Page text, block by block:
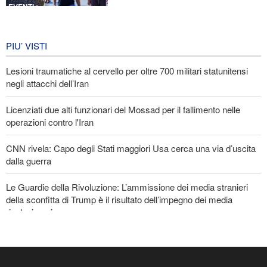
EVENTI
EVENTI
PIU’ VISTI
Lesioni traumatiche al cervello per oltre 700 militari statunitensi
negli attacchi dell’Iran
Licenziati due alti funzionari del Mossad per il fallimento nelle
operazioni contro l'Iran
CNN rivela: Capo degli Stati maggiori Usa cerca una via d’uscita
dalla guerra
Le Guardie della Rivoluzione: L’ammissione dei media stranieri
della sconfitta di Trump è il risultato dell’impegno dei media
rivoluzionari
di Sicurezza non meritano attenzione